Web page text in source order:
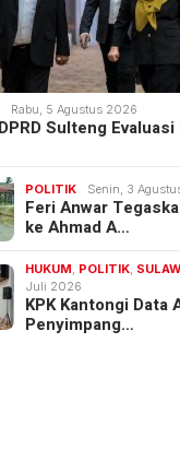
Rabu, 5 Agustus 2026
Sulteng
POLITIK Senin, 3
Feri Anwar
ke Ahmad A…
HUKUM POLITIK
Juli 2026
KPK Kantongi Data
Penyimpang…